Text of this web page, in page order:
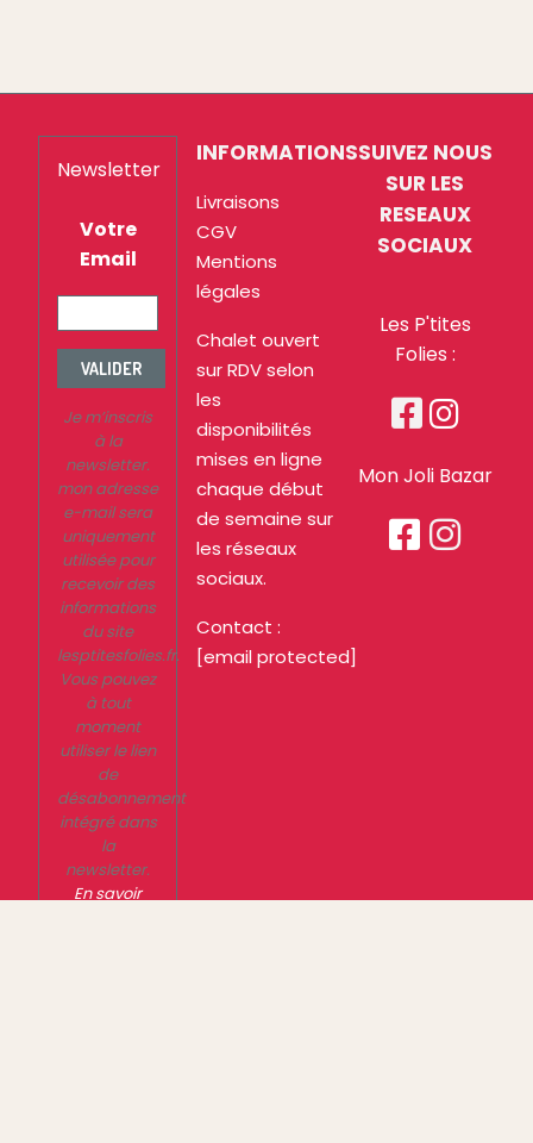
Newsletter
Votre
Email
VALIDER
Je m’inscris
à la
newsletter.
mon adresse
e-mail sera
uniquement
utilisée pour
recevoir des
informations
du site
lesptitesfolies.fr.
Vous pouvez
à tout
moment
utiliser le lien
de
désabonnement
intégré dans
la
newsletter.
En savoir
INFORMATIONS
Livraisons
CGV
Mentions
légales
Chalet ouvert
sur RDV selon
les
disponibilités
mises en ligne
chaque début
de semaine sur
les réseaux
sociaux.
Contact :
[email protected]
SUIVEZ NOUS
SUR LES
RESEAUX
SOCIAUX
Les P'tites
Folies :
 
Mon Joli Bazar
 